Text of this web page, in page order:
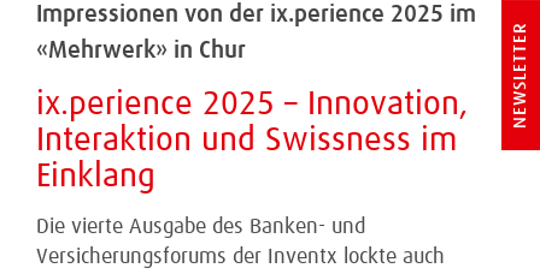
Impressionen von der ix.perience 2025 im
«Mehrwerk» in Chur
ix.perience 2025 – Innovation,
Interaktion und Swissness im
Einklang
Die vierte Ausgabe des Banken- und
Versicherungsforums der Inventx lockte auch
NEWSLETTER